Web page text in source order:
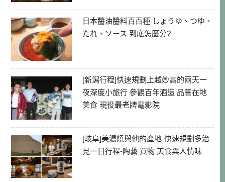
日本醬油醬料百百種 しょうゆ、つゆ、
たれ、ソース 到底怎麼分?
[新潟行程]快速規劃上越妙高的兩天一
夜深度小旅行 參觀百年酒造 品嘗在地
美食 現役最老牌電影院
[岐阜]美濃燒與他的產地-快速規劃多治
見一日行程-陶藝 買物 美食與人情味